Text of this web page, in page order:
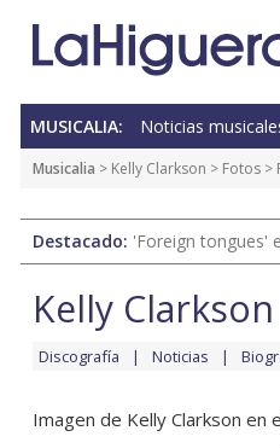
MUSICALIA: Noticias
Musicalia > Kelly Clarkson > Fotos >
Destacado: 'Foreign tongues'
Kelly Clarkson
Discografía Noticias
Imagen de Kelly Clarkson en